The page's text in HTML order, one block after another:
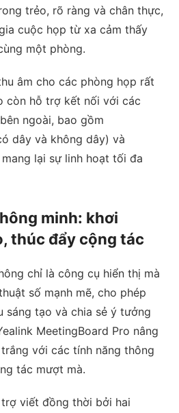
trẻo, rõ ràng và chân thực,
cuộc họp từ xa cảm thấy
một phòng.
âm cho các phòng họp rất
còn hỗ trợ kết nối với các
ngoài, bao gồm
dây và không dây) và
lại sự linh hoạt tối đa
minh: khơi
thúc đẩy cộng tác
chỉ là công cụ hiển thị mà
số mạnh mẽ, cho phép
sáng tạo và chia sẻ ý tưởng
MeetingBoard Pro nâng
với các tính năng thông
tác mượt mà.
viết đồng thời bởi hai